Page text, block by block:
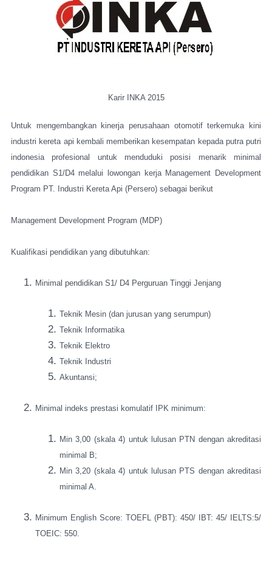
Karir INKA 2015
Untuk mengembangkan kinerja perusahaan otomotif terkemuka kini
industri kereta api kembali memberikan kesempatan kepada putra putri
indonesia profesional untuk menduduki posisi menarik minimal
pendidikan S1/D4 melalui lowongan kerja Management Development
Program PT. Industri Kereta Api (Persero) sebagai berikut
Management Development Program (MDP)
Kualifikasi pendidikan yang dibutuhkan:
Minimal pendidikan S1/ D4 Perguruan Tinggi Jenjang
Teknik Mesin (dan jurusan yang serumpun)
Teknik Informatika
Teknik Elektro
Teknik Industri
Akuntansi;
Minimal indeks prestasi komulatif IPK minimum:
Min 3,00 (skala 4) untuk lulusan PTN dengan akreditasi
minimal B;
Min 3,20 (skala 4) untuk lulusan PTS dengan akreditasi
minimal A.
Minimum English Score: TOEFL (PBT): 450/ IBT: 45/ IELTS:5/
TOEIC: 550.